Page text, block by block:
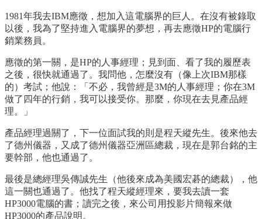
1981年我去IBM應徵，想加入這電腦界的巨人。在沒有被錄取
以後，我為了堅持進入電腦界的夢想，再去應徵HP的電腦行
銷業務員。
應徵的第一關，是HP的人事經理；見到面、看了我的履歷表
之後，很快就通過了。我問他，怎麼沒有（像上次IBM那樣
的）考試；他說：「不必，我曾經是3M的人事經理；你在3M
做了四年的行銷，我可以接受你。那麼，你現在去見產品經
理。」
產品經理過關了，下一位面試我的則是程天縱先生。後來他去
了德州儀器，又成了德州儀器亞洲區總裁，現在是郭台銘的主
要幹部，他也通過了。
最後是總經理吳傳誠先生（他後來成為美國宏碁的總裁），他
這一關也通過了。他找了程天縱經理來，要我去讀一套
HP3000電腦的書；讀完之後，來公司用投影片簡報來做
HP3000的產品說明。